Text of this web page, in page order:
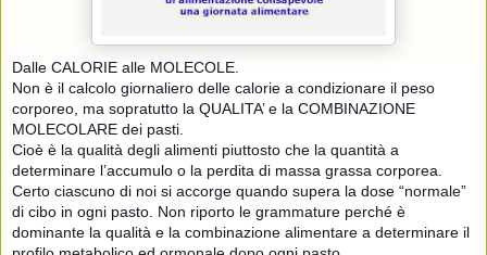
Dalle CALORIE alle MOLECOLE.
Non è il calcolo giornaliero delle calorie a condizionare il peso
corporeo, ma sopratutto la QUALITA’ e la COMBINAZIONE
MOLECOLARE dei pasti.
Cioè è la qualità degli alimenti piuttosto che la quantità a
determinare l’accumulo o la perdita di massa grassa corporea.
Certo ciascuno di noi si accorge quando supera la dose “normale”
di cibo in ogni pasto. Non riporto le grammature perché è
dominante la qualità e la combinazione alimentare a determinare il